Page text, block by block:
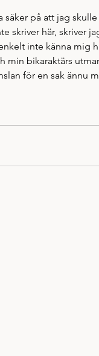
på att jag
skriver här, skriver
inte känna mig
min bikaraktärs
för en sak ännu